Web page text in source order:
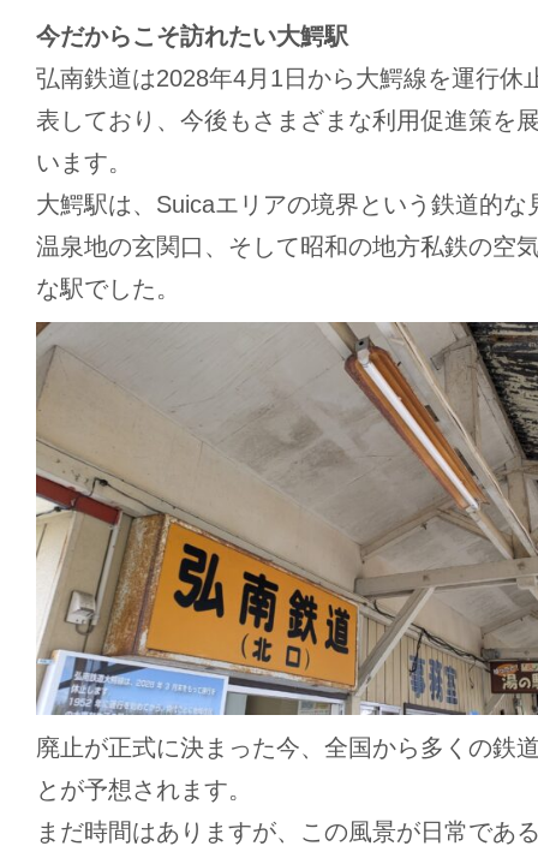
今だからこそ訪れたい大鰐駅
弘南鉄道は2028年4月1日から大鰐線を運行休
表しており、今後もさまざまな利用促進策を
います。
大鰐駅は、Suicaエリアの境界という鉄道的な
温泉地の玄関口、そして昭和の地方私鉄の空
な駅でした。
廃止が正式に決まった今、全国から多くの鉄
とが予想されます。
まだ時間はありますが、この風景が日常であ